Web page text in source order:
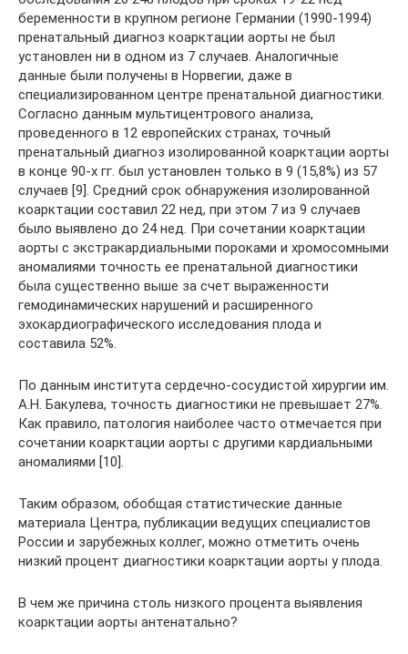
беременности в крупном регионе Германии (1990-1994)
пренатальный диагноз коарктации аорты не был
установлен ни в одном из 7 случаев. Аналогичные
данные были получены в Норвегии, даже в
специализированном центре пренатальной диагностики.
Согласно данным мультицентрового анализа,
проведенного в 12 европейских странах, точный
пренатальный диагноз изолированной коарктации аорты
в конце 90-х гг. был установлен только в 9 (15,8%) из 57
случаев [9]. Средний срок обнаружения изолированной
коарктации составил 22 нед, при этом 7 из 9 случаев
было выявлено до 24 нед. При сочетании коарктации
аорты с экстракардиальными пороками и хромосомными
аномалиями точность ее пренатальной диагностики
была существенно выше за счет выраженности
гемодинамических нарушений и расширенного
эхокардиографического исследования плода и
составила 52%.
По данным института сердечно-сосудистой хирургии им.
А.Н. Бакулева, точность диагностики не превышает 27%.
Как правило, патология наиболее часто отмечается при
сочетании коарктации аорты с другими кардиальными
аномалиями [10].
Таким образом, обобщая статистические данные
материала Центра, публикации ведущих специалистов
России и зарубежных коллег, можно отметить очень
низкий процент диагностики коарктации аорты у плода.
В чем же причина столь низкого процента выявления
коарктации аорты антенатально?